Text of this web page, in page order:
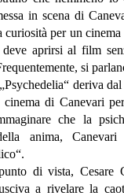
in scena di
curiosità per un
deve aprirsi al film
si
deriva
cinema di Canevari
che la
anima,
di vista, Cesare
a rivelare la